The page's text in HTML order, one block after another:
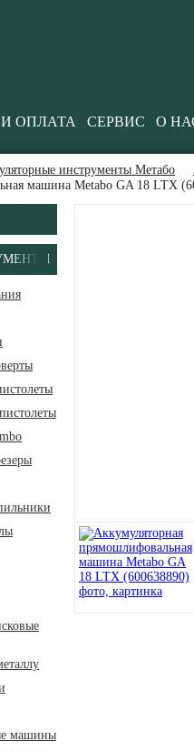
ОПЛАТА СЕРВИС О
инструменты Метабо
машина Metabo GA 18 LTX
машины